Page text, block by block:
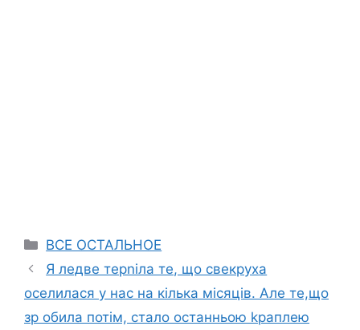
Categories
ВСЕ ОСТАЛЬНОЕ
Я ледве терnіла те, що свекруха
оселилася у нас на кілька місяців. Але те,що
зр обила потім, стало останньою kраплею